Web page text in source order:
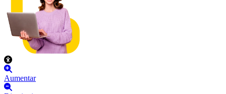
Aumentar